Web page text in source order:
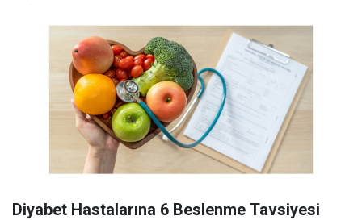
Diyabet Hastalarına 6 Beslenme Tavsiyesi